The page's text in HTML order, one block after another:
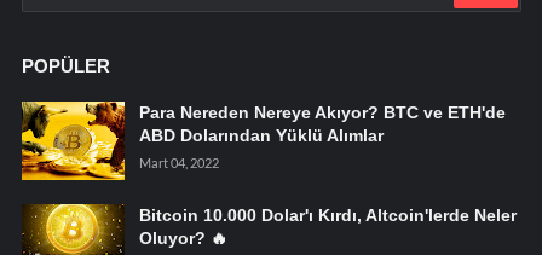
POPÜLER
Para Nereden Nereye Akıyor? BTC ve ETH'de
ABD Dolarından Yüklü Alımlar
Mart 04, 2022
Bitcoin 10.000 Dolar'ı Kırdı, Altcoin'lerde Neler
Oluyor? 🔥